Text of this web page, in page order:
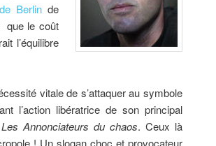
Berlinde
que le coût
l’équilibre
vitale de s’attaquer au symbole
l’action libératrice de son principal
Annonciateurs du chaos. Ceux là
! Un slogan choc et provocateur